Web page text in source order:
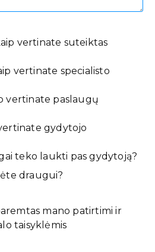
vertinate suteiktas
vertinate specialisto
vertinate paslaugų
gydytojo
teko laukti pas gydytoją?
draugui?
mano patirtimi ir
taisyklėmis